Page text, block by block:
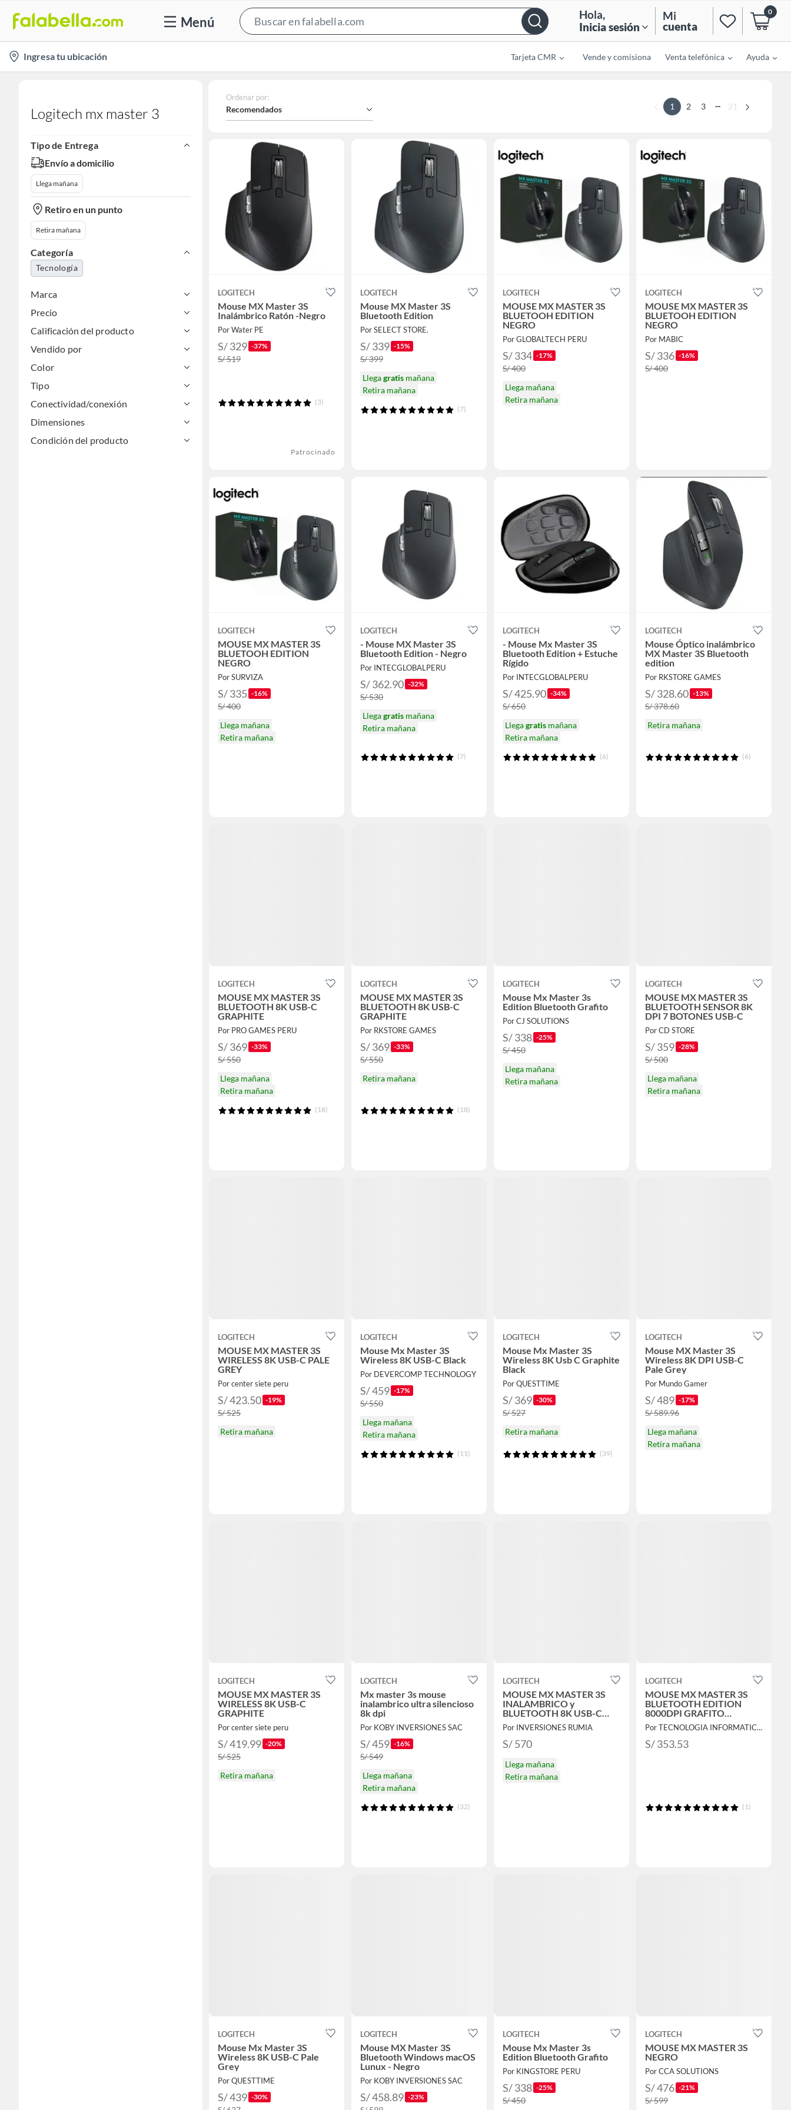
Menú
Bar
Hola,
Inicia sesión
Mi
cuenta
0
location-
icon
Ingresa tu ubicación Tarjeta CMR Vende y comisiona Venta telefónica Ayuda
Logitech mx master 3
Tipo de Entrega
Envío a domicilio
Llega mañana
Retiro en un punto
Retira mañana
Categoría
Tecnología
Marca
Precio
Calificación del producto
Vendido por
Color
Tipo
Conectividad/conexión
Dimensiones
Condición del producto
Ordenar por:
Recomendados 1 2 3 ... 21
LOGITECH
Mouse MX Master 3S
Inalámbrico Ratón -Negro
Por Water PE
S/ 329 -37%
S/ 519
(3)
Patrocinado
LOGITECH
Mouse MX Master 3S
Bluetooth Edition
Por SELECT STORE.
S/ 339 -15%
S/ 399
Llegagratis mañana
Retira mañana
(7)
LOGITECH
MOUSE MX MASTER 3S
BLUETOOH EDITION
NEGRO
Por GLOBALTECH PERU
S/ 334 -17%
S/ 400
Llega mañana
Retira mañana
LOGITECH
MOUSE MX MASTER 3S
BLUETOOH EDITION
NEGRO
Por MABIC
S/ 336 -16%
S/ 400
LOGITECH
MOUSE MX MASTER 3S
BLUETOOH EDITION
NEGRO
Por SURVIZA
S/ 335 -16%
S/ 400
Llega mañana
Retira mañana
LOGITECH
- Mouse MX Master 3S
Bluetooth Edition - Negro
Por INTECGLOBALPERU
S/ 362.90 -32%
S/ 530
Llegagratis mañana
Retira mañana
(7)
LOGITECH
- Mouse Mx Master 3S
Bluetooth Edition + Estuche
Rígido
Por INTECGLOBALPERU
S/ 425.90 -34%
S/ 650
Llegagratis mañana
Retira mañana
(6)
LOGITECH
Mouse Óptico inalámbrico
MX Master 3S Bluetooth
edition
Por RKSTORE GAMES
S/ 328.60 -13%
S/ 378.60
Retira mañana
(6)
LOGITECH
MOUSE MX MASTER 3S
BLUETOOTH 8K USB-C
GRAPHITE
Por PRO GAMES PERU
S/ 369 -33%
S/ 550
Llega mañana
Retira mañana
(18)
LOGITECH
MOUSE MX MASTER 3S
BLUETOOTH 8K USB-C
GRAPHITE
Por RKSTORE GAMES
S/ 369 -33%
S/ 550
Retira mañana
(18)
LOGITECH
Mouse Mx Master 3s
Edition Bluetooth Grafito
Por CJ SOLUTIONS
S/ 338 -25%
S/ 450
Llega mañana
Retira mañana
LOGITECH
MOUSE MX MASTER 3S
BLUETOOTH SENSOR 8K
DPI 7 BOTONES USB-C
Por CD STORE
S/ 359 -28%
S/ 500
Llega mañana
Retira mañana
LOGITECH
MOUSE MX MASTER 3S
WIRELESS 8K USB-C PALE
GREY
Por center siete peru
S/ 423.50 -19%
S/ 525
Retira mañana
LOGITECH
Mouse Mx Master 3S
Wireless 8K USB-C Black
Por DEVERCOMP TECHNOLOGY
S/ 459 -17%
S/ 550
Llega mañana
Retira mañana
(11)
LOGITECH
Mouse Mx Master 3S
Wireless 8K Usb C Graphite
Black
Por QUESTTIME
S/ 369 -30%
S/ 527
Retira mañana
(39)
LOGITECH
Mouse MX Master 3S
Wireless 8K DPI USB-C
Pale Grey
Por Mundo Gamer
S/ 489 -17%
S/ 589.96
Llega mañana
Retira mañana
LOGITECH
MOUSE MX MASTER 3S
WIRELESS 8K USB-C
GRAPHITE
Por center siete peru
S/ 419.99 -20%
S/ 525
Retira mañana
LOGITECH
Mx master 3s mouse
inalambrico ultra silencioso
8k dpi
Por KOBY INVERSIONES SAC
S/ 459 -16%
S/ 549
Llega mañana
Retira mañana
(32)
LOGITECH
MOUSE MX MASTER 3S
INALAMBRICO y
BLUETOOTH 8K USB-C
GRAPHITE
Por INVERSIONES RUMIA
S/ 570
Llega mañana
Retira mañana
LOGITECH
MOUSE MX MASTER 3S
BLUETOOTH EDITION
8000DPI GRAFITO
SILENCIOSO AVANZADO
PN 910-007502
Por TECNOLOGIA INFORMATICA Y CONSULTORIA
S/ 353.53
(1)
LOGITECH
Mouse Mx Master 3S
Wireless 8K USB-C Pale
Grey
Por QUESTTIME
S/ 439 -30%
LOGITECH
Mouse MX Master 3S
Bluetooth Windows macOS
Lunux - Negro
Por KOBY INVERSIONES SAC
S/ 458.89 -23%
LOGITECH
Mouse Mx Master 3s
Edition Bluetooth Grafito
Por KINGSTORE PERU
S/ 338 -25%
S/ 450
LOGITECH
MOUSE MX MASTER 3S
NEGRO
Por CCA SOLUTIONS
S/ 476 -21%
S/ 599